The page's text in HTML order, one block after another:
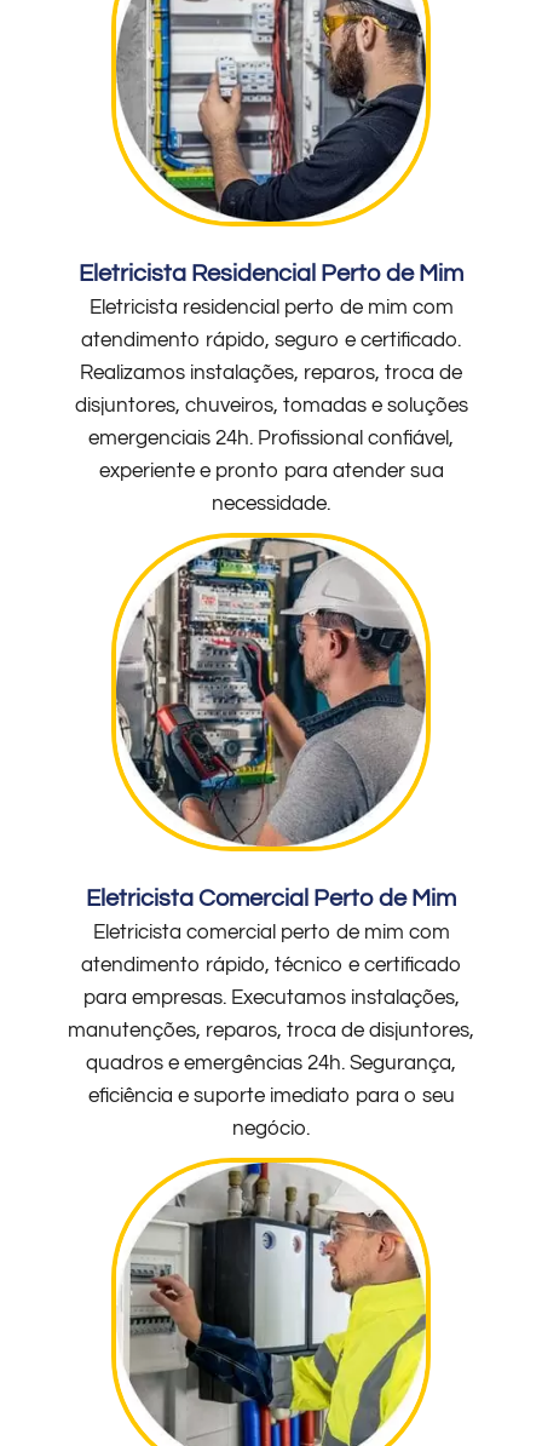
Eletricista Residencial Perto de Mim
Eletricista residencial perto de mim com
atendimento rápido, seguro e certificado.
Realizamos instalações, reparos, troca de
disjuntores, chuveiros, tomadas e soluções
emergenciais 24h. Profissional confiável,
experiente e pronto para atender sua
necessidade.
Eletricista Comercial Perto de Mim
Eletricista comercial perto de mim com
atendimento rápido, técnico e certificado
para empresas. Executamos instalações,
manutenções, reparos, troca de disjuntores,
quadros e emergências 24h. Segurança,
eficiência e suporte imediato para o seu
negócio.